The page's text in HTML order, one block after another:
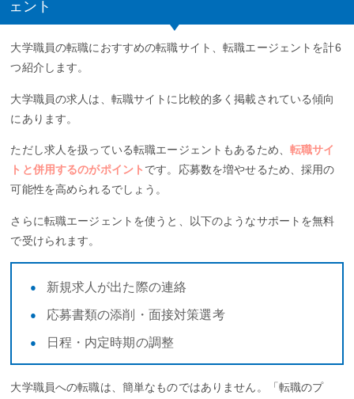
ェント
大学職員の転職におすすめの転職サイト、転職エージェントを計6
つ紹介します。
大学職員の求人は、転職サイトに比較的多く掲載されている傾向
にあります。
ただし求人を扱っている転職エージェントもあるため、転職サイ
トと併用するのがポイント です。応募数を増やせるため、採用の
可能性を高められるでしょう。
さらに転職エージェントを使うと、以下のようなサポートを無料
で受けられます。
新規求人が出た際の連絡
応募書類の添削・面接対策選考
日程・内定時期の調整
大学職員への転職は、簡単なものではありません。「転職のプ